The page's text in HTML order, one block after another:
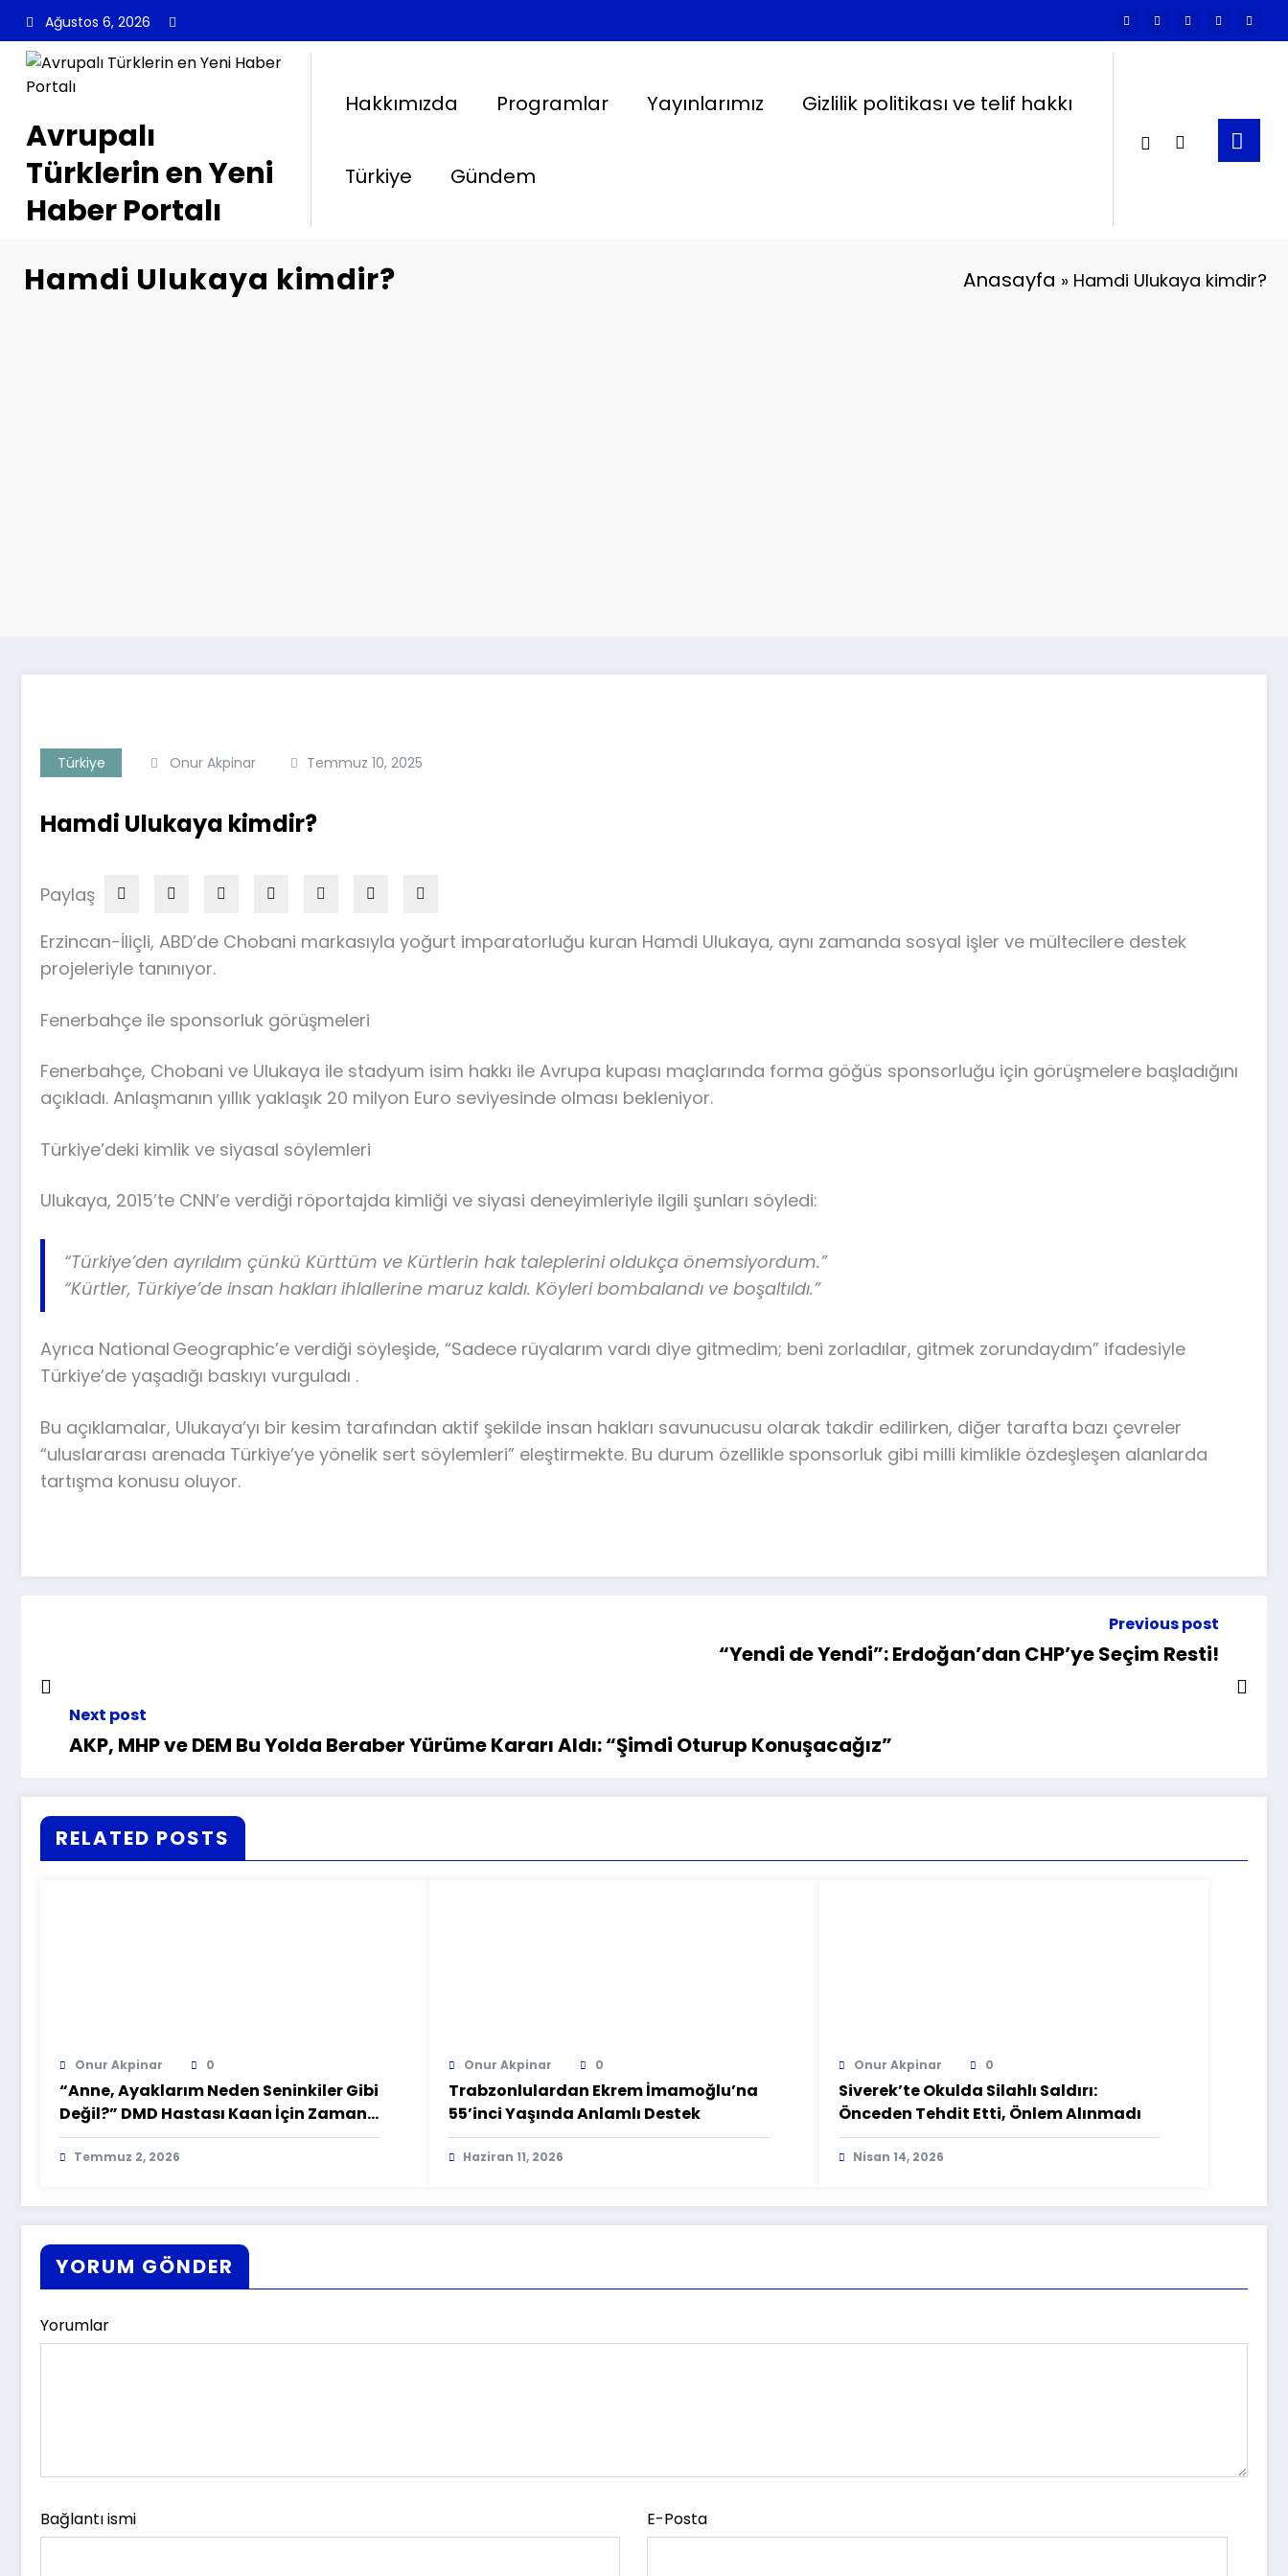
Ağustos 6, 2026
Avrupalı
Türklerin en Yeni
Haber Portalı
Hakkımızda Programlar Yayınlarımız Gizlilik politikası ve telif hakkı
Türkiye Gündem
Hamdi Ulukaya kimdir? Anasayfa » Hamdi Ulukaya kimdir?
Türkiye Onur Akpinar Temmuz 10, 2025
Hamdi Ulukaya kimdir?
Paylaş
Erzincan-İliçli, ABD’de Chobani markasıyla yoğurt imparatorluğu kuran Hamdi Ulukaya, aynı zamanda sosyal işler ve mültecilere destek
projeleriyle tanınıyor.
Fenerbahçe ile sponsorluk görüşmeleri
Fenerbahçe, Chobani ve Ulukaya ile stadyum isim hakkı ile Avrupa kupası maçlarında forma göğüs sponsorluğu için görüşmelere başladığını
açıkladı. Anlaşmanın yıllık yaklaşık 20 milyon Euro seviyesinde olması bekleniyor.
Türkiye’deki kimlik ve siyasal söylemleri
Ulukaya, 2015’te CNN’e verdiği röportajda kimliği ve siyasi deneyimleriyle ilgili şunları söyledi:
“Türkiye’den ayrıldım çünkü Kürttüm ve Kürtlerin hak taleplerini oldukça önemsiyordum.”
“Kürtler, Türkiye’de insan hakları ihlallerine maruz kaldı. Köyleri bombalandı ve boşaltıldı.”
Ayrıca National Geographic’e verdiği söyleşide, “Sadece rüyalarım vardı diye gitmedim; beni zorladılar, gitmek zorundaydım” ifadesiyle
Türkiye’de yaşadığı baskıyı vurguladı .
Bu açıklamalar, Ulukaya’yı bir kesim tarafından aktif şekilde insan hakları savunucusu olarak takdir edilirken, diğer tarafta bazı çevreler
“uluslararası arenada Türkiye’ye yönelik sert söylemleri” eleştirmekte. Bu durum özellikle sponsorluk gibi milli kimlikle özdeşleşen alanlarda
tartışma konusu oluyor.
Previous post
“Yendi de Yendi”: Erdoğan’dan CHP’ye Seçim Resti!
Next post
AKP, MHP ve DEM Bu Yolda Beraber Yürüme Kararı Aldı: “Şimdi Oturup Konuşacağız”
RELATED POSTS
Onur Akpinar 0
“Anne, Ayaklarım Neden Seninkiler Gibi
Değil?” DMD Hastası Kaan İçin Zamana
Karşı Yarış
Temmuz 2, 2026
Onur Akpinar 0
Trabzonlulardan Ekrem İmamoğlu’na
55’inci Yaşında Anlamlı Destek
Haziran 11, 2026
Onur Akpinar 0
Siverek’te Okulda Silahlı Saldırı:
Önceden Tehdit Etti, Önlem Alınmadı
Nisan 14, 2026
YORUM GÖNDER
Yorumlar
Bağlantı ismi E-Posta